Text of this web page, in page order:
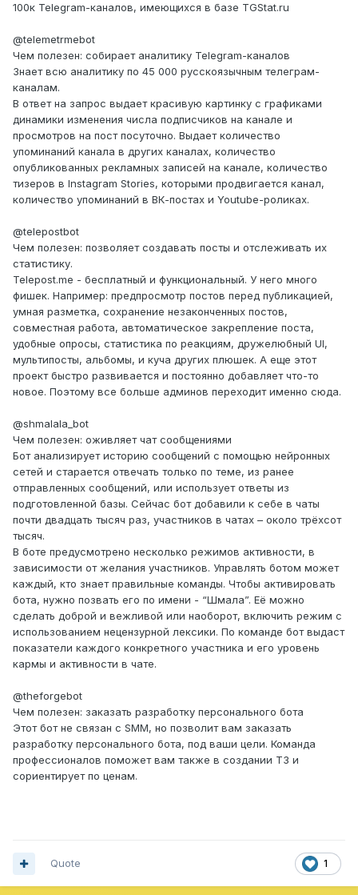
100к Telegram-каналов, имеющихся в базе TGStat.ru
@telemetrmebot
Чем полезен: собирает аналитику Telegram-каналов
Знает всю аналитику по 45 000 русскоязычным телеграм-
каналам.
В ответ на запрос выдает красивую картинку с графиками
динамики изменения числа подписчиков на канале и
просмотров на пост посуточно. Выдает количество
упоминаний канала в других каналах, количество
опубликованных рекламных записей на канале, количество
тизеров в Instagram Stories, которыми продвигается канал,
количество упоминаний в ВК-постах и Youtube-роликах.
@telepostbot
Чем полезен: позволяет создавать посты и отслеживать их
статистику.
Telepost.me - бесплатный и функциональный. У него много
фишек. Например: предпросмотр постов перед публикацией,
умная разметка, сохранение незаконченных постов,
совместная работа, автоматическое закрепление поста,
удобные опросы, статистика по реакциям, дружелюбный UI,
мультипосты, альбомы, и куча других плюшек. А еще этот
проект быстро развивается и постоянно добавляет что-то
новое. Поэтому все больше админов переходит именно сюда.
@shmalala_bot
Чем полезен: оживляет чат сообщениями
Бот анализирует историю сообщений с помощью нейронных
сетей и старается отвечать только по теме, из ранее
отправленных сообщений, или использует ответы из
подготовленной базы. Сейчас бот добавили к себе в чаты
почти двадцать тысяч раз, участников в чатах – около трёхсот
тысяч.
В боте предусмотрено несколько режимов активности, в
зависимости от желания участников. Управлять ботом может
каждый, кто знает правильные команды. Чтобы активировать
бота, нужно позвать его по имени - “Шмала”. Её можно
сделать доброй и вежливой или наоборот, включить режим с
использованием нецензурной лексики. По команде бот выдаст
показатели каждого конкретного участника и его уровень
кармы и активности в чате.
@theforgebot
Чем полезен: заказать разработку персонального бота
Этот бот не связан с SMM, но позволит вам заказать
разработку персонального бота, под ваши цели. Команда
профессионалов поможет вам также в создании ТЗ и
сориентирует по ценам.
1
Quote